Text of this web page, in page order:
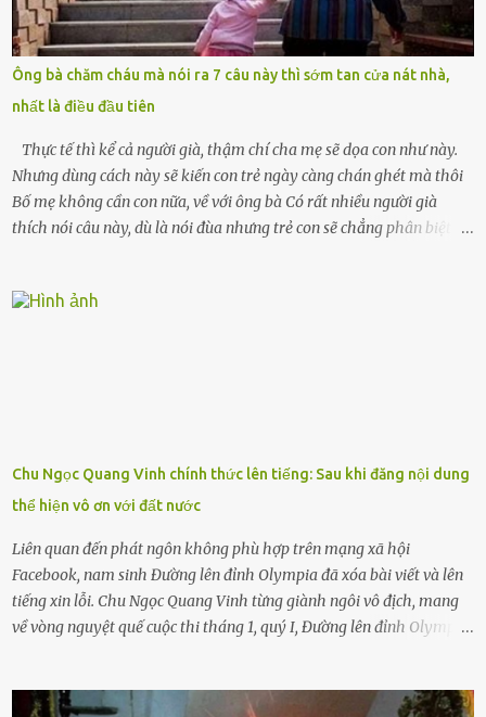
mất sớm. Tôi chẳng có anh chị em. Họ hàng cũng thưa thớt, chẳng
ai thân thiết đến mức có thể mở lòng cho tôi tá túc. Bạn bè? Ai cũng
bận rộn với gia đình riêng của họ. Tôi đã từng đặt cược cả thanh
xuân vào người chồng ấy – và giờ, tôi chỉ còn lại chính mình. Tôi lên
chiếc xe buýt cuối ngày, trốn chạy khỏi thành phố và nỗi đau. Tôi v...
Ông bà chăm cháu mà nói ra 7 câu này thì sớm tan cửa nát nhà,
nhất là điều đầu tiên
Thực tế thì kể cả người già, thậm chí cha mẹ sẽ dọa con như này.
Nhưng dùng cách này sẽ kiến con trẻ ngày càng chán ghét mà thôi
Bố mẹ không cần con nữa, về với ông bà Có rất nhiều người già
thích nói câu này, dù là nói đùa nhưng trẻ con sẽ chẳng phân biệt
khuyên nhủ con thật cẩn thận. Nếu cháu không nghe lời, cảnh sát
để được giúp đỡ thì có thể sẽ bỏ lỡ cơ hội và gặp nguy hiểm. Trẻ con
có biết gì đâu Nhiều người cứ coi trẻ còn nhỏ nên dù có phạm sai
lầm, thì họ cũng không trách mắng. Nhưng nếu người lớn tuổi
không dạy con cẩn...
Chu Ngọc Quang Vinh chính thức lên tiếng: Sau khi đăng nội dung
thể hiện vô ơn với đất nước
Liên quan đến phát ngôn không phù hợp trên mạng xã hội
Facebook, nam sinh Đường lên đỉnh Olympia đã xóa bài viết và lên
tiếng xin lỗi. Chu Ngọc Quang Vinh từng giành ngôi vô địch, mang
về vòng nguyệt quế cuộc thi tháng 1, quý I, Đường lên đỉnh Olympia.
chưa phù hợp, gây xôn xao, bức xúc trong dư luận. Ngay sau đó,